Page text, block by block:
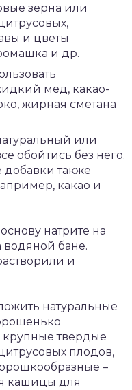
зерна или
и цветы
и др.
мед, какао-
жирная сметана
или
обойтись без него.
добавки также
какао и
натрите на
водяной бане.
и
натуральные
крупные твердые
плодов,
–
кашицы для